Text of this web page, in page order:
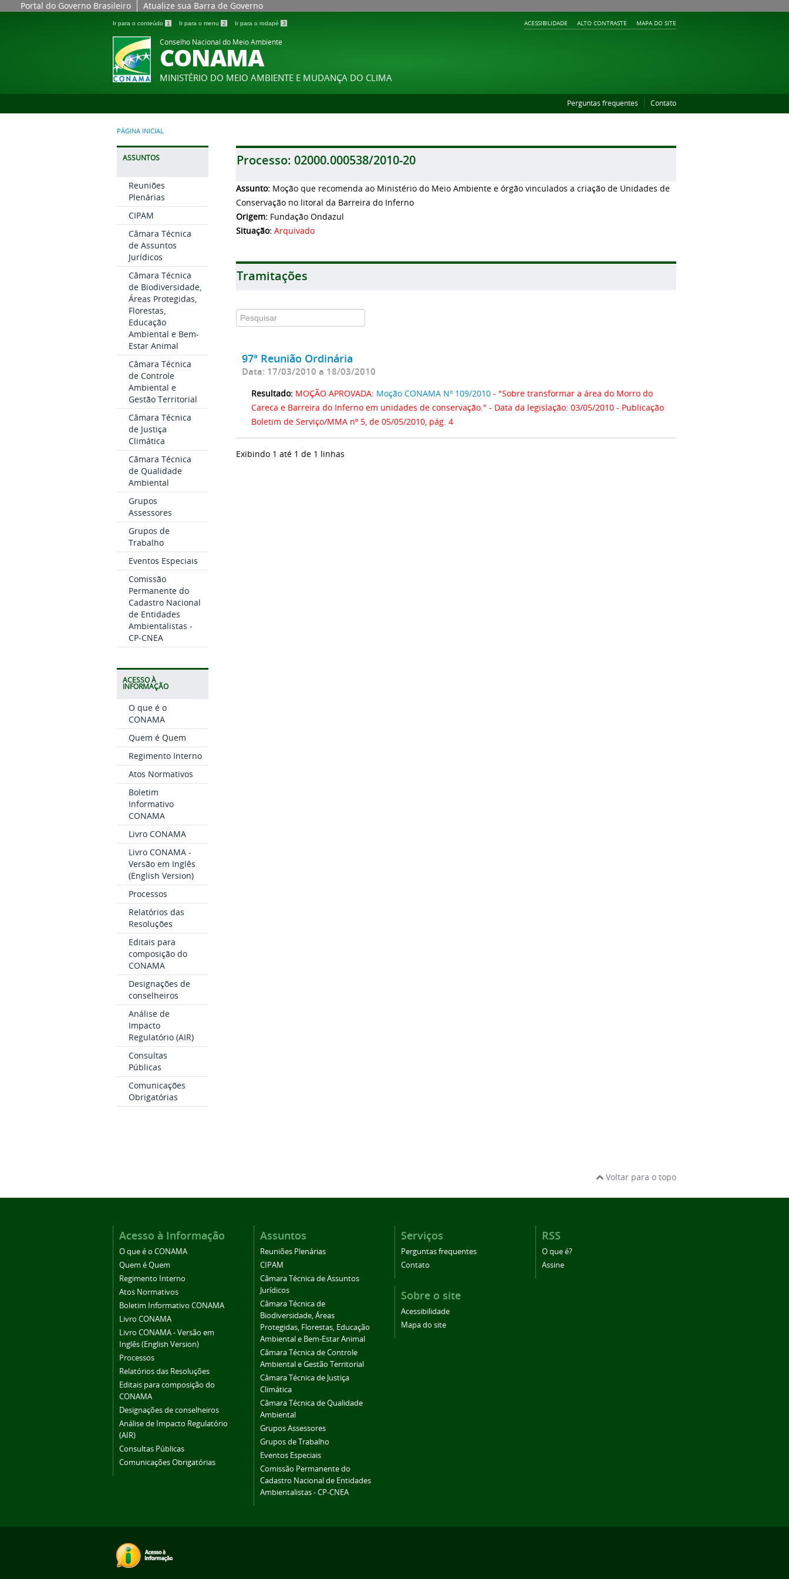
Portal do Governo Brasileiro Atualize sua Barra de Governo
Ir para o conteúdo 1 Ir para o menu 2 Ir para o rodapé 3 ACESSIBILIDADE ALTO CONTRASTE MAPA DO SITE
Conselho Nacional do Meio Ambiente
CONAMA
MINISTÉRIO DO MEIO AMBIENTE E MUDANÇA DO CLIMA
Perguntas frequentes Contato
PÁGINA INICIAL
ASSUNTOS
Reuniões
Plenárias
CIPAM
Câmara Técnica
de Assuntos
Jurídicos
Câmara Técnica
de Biodiversidade,
Áreas Protegidas,
Florestas,
Educação
Ambiental e Bem-
Estar Animal
Câmara Técnica
de Controle
Ambiental e
Gestão Territorial
Câmara Técnica
de Justiça
Climática
Câmara Técnica
de Qualidade
Ambiental
Grupos
Assessores
Grupos de
Trabalho
Eventos Especiais
Comissão
Permanente do
Cadastro Nacional
de Entidades
Ambientalistas -
CP-CNEA
ACESSO À
INFORMAÇÃO
O que é o
CONAMA
Quem é Quem
Regimento Interno
Atos Normativos
Boletim
Informativo
CONAMA
Livro CONAMA
Livro CONAMA -
Versão em Inglês
(English Version)
Processos
Relatórios das
Resoluções
Editais para
composição do
CONAMA
Designações de
conselheiros
Análise de
Impacto
Regulatório (AIR)
Consultas
Públicas
Comunicações
Obrigatórias
Processo: 02000.000538/2010-20
Assunto: Moção que recomenda ao Ministério do Meio Ambiente e órgão vinculados a criação de Unidades de
Conservação no litoral da Barreira do Inferno
Origem: Fundação Ondazul
Situação: Arquivado
Tramitações
97ª Reunião Ordinária
Data: 17/03/2010 a 18/03/2010
Resultado: MOÇÃO APROVADA: Moção CONAMA Nº 109/2010 - "Sobre transformar a área do Morro do
Careca e Barreira do Inferno em unidades de conservação." - Data da legislação: 03/05/2010 - Publicação
Boletim de Serviço/MMA nº 5, de 05/05/2010, pág. 4
Exibindo 1 até 1 de 1 linhas
Voltar para o topo
Acesso à Informação
O que é o CONAMA
Quem é Quem
Regimento Interno
Atos Normativos
Boletim Informativo CONAMA
Livro CONAMA
Livro CONAMA - Versão em
Inglês (English Version)
Processos
Relatórios das Resoluções
Editais para composição do
CONAMA
Designações de conselheiros
Análise de Impacto Regulatório
(AIR)
Consultas Públicas
Comunicações Obrigatórias
Assuntos
Reuniões Plenárias
CIPAM
Câmara Técnica de Assuntos
Jurídicos
Câmara Técnica de
Biodiversidade, Áreas
Protegidas, Florestas, Educação
Ambiental e Bem-Estar Animal
Câmara Técnica de Controle
Ambiental e Gestão Territorial
Câmara Técnica de Justiça
Climática
Câmara Técnica de Qualidade
Ambiental
Grupos Assessores
Grupos de Trabalho
Eventos Especiais
Comissão Permanente do
Cadastro Nacional de Entidades
Ambientalistas - CP-CNEA
Serviços
Perguntas frequentes
Contato
RSS
O que é?
Assine
Sobre o site
Acessibilidade
Mapa do site